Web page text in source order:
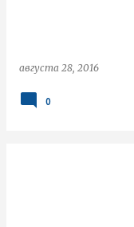
августа 28, 2016
0